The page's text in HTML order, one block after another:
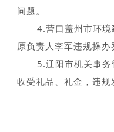
问题。
4.营口盖州市环
原负责人李军违规操办
5.辽阳市机关事
收受礼品、礼金，违规